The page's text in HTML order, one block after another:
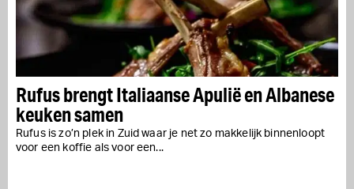
Rufus brengt Italiaanse Apulië en Albanese
keuken samen
Rufus is zo’n plek in Zuid waar je net zo makkelijk binnenloopt
voor een koffie als voor een...